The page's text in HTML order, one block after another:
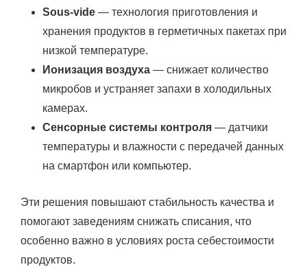
Sous-vide — технология приготовления и
хранения продуктов в герметичных пакетах при
низкой температуре.
Ионизация воздуха — снижает количество
микробов и устраняет запахи в холодильных
камерах.
Сенсорные системы контроля — датчики
температуры и влажности с передачей данных
на смартфон или компьютер.
Эти решения повышают стабильность качества и
помогают заведениям снижать списания, что
особенно важно в условиях роста себестоимости
продуктов.